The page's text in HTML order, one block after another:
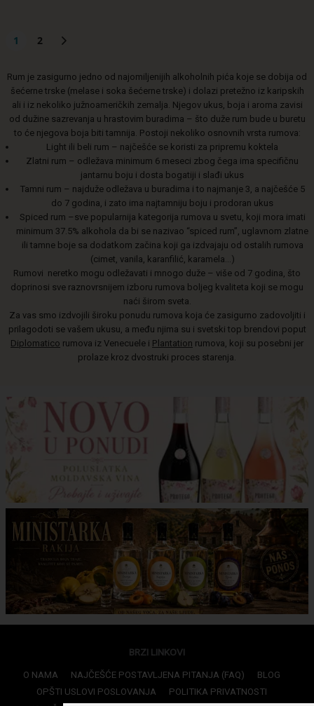
1 2
Rum je zasigurno jedno od najomiljenijih alkoholnih pića koje se dobija od
šećerne trske (melase i soka šećerne trske) i dolazi pretežno iz karipskih
ali i iz nekoliko južnoameričkih zemalja. Njegov ukus, boja i aroma zavisi
od dužine sazrevanja u hrastovim buradima – što duže rum bude u buretu
to će njegova boja biti tamnija. Postoji nekoliko osnovnih vrsta rumova:
Light ili beli rum – najčešće se koristi za pripremu koktela
Zlatni rum – odležava minimum 6 meseci zbog čega ima specifičnu
jantarnu boju i dosta bogatiji i slađi ukus
Tamni rum – najduže odležava u buradima i to najmanje 3, a najčešće 5
do 7 godina, i zato ima najtamniju boju i prodoran ukus
Spiced rum –sve popularnija kategorija rumova u svetu, koji mora imati
minimum 37.5% alkohola da bi se nazivao “spiced rum”, uglavnom zlatne
ili tamne boje sa dodatkom začina koji ga izdvajaju od ostalih rumova
(cimet, vanila, karanfilić, karamela...)
Rumovi neretko mogu odležavati i mnogo duže – više od 7 godina, što
doprinosi sve raznovrsnijem izboru rumova boljeg kvaliteta koji se mogu
naći širom sveta.
Za vas smo izdvojili široku ponudu rumova koja će zasigurno zadovoljiti i
prilagodoti se vašem ukusu, a među njima su i svetski top brendovi poput
Diplomatico rumova iz Venecuele i Plantation rumova, koji su posebni jer
prolaze kroz dvostruki proces starenja.
BRZI LINKOVI
O NAMA NAJČEŠĆE POSTAVLJENA PITANJA (FAQ)
BLOG
OPŠTI USLOVI POSLOVANJA
POLITIKA PRIVATNOSTI